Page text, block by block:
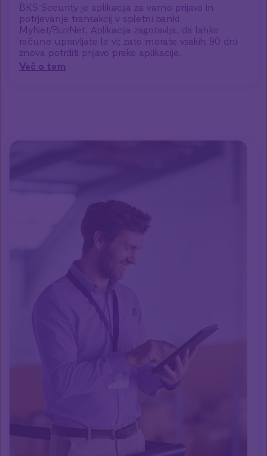
BKS Security je aplikacija za varno prijavo in
potrjevanje transakcij v spletni banki
MyNet/BizzNet. Aplikacija zagotavlja, da lahko
račune upravljate le vi; zato morate vsakih 90 dni
znova potrditi prijavo preko aplikacije.
Več o tem